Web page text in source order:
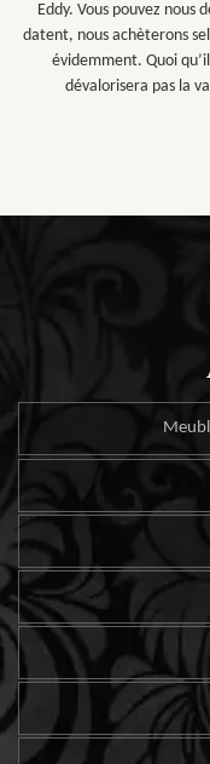
Eddy. Vous pouvez nous
datent, nous achèterons
évidemment. Quoi
dévalorisera pas la